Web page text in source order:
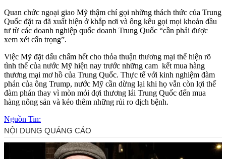
Quan chức ngoại giao Mỹ thậm chí gọi những thách thức của Trung
Quốc đặt ra đã xuất hiện ở khắp nơi và ông kêu gọi mọi khoản đầu
tư từ các doanh nghiệp quốc doanh Trung Quốc “cần phải được
xem xét cẩn trọng”.
Việc Mỹ đặt dấu chấm hết cho thỏa thuận thương mại thể hiện rõ
tình thế của nước Mỹ hiện nay trước những cam kết mua hàng
thương mại mơ hồ của Trung Quốc. Thực tế với kinh nghiệm đàm
phán của ông Trump, nước Mỹ cần dừng lại khi họ vẫn còn lợi thế
đàm phán thay vì mòn mỏi đợi thương lái Trung Quốc đến mua
hàng nông sản và kéo thêm những rủi ro dịch bệnh.
Nguồn Tin: